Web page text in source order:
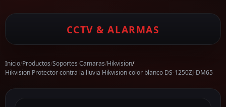
CCTV & ALARMAS
Inicio/Productos/Soportes Camaras/Hikvision/
Hikvision Protector contra la lluvia Hikvision color blanco DS-1250ZJ-DM65